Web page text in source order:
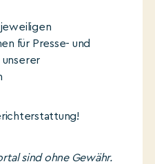
für Presse- und
sind ohne Gewähr.